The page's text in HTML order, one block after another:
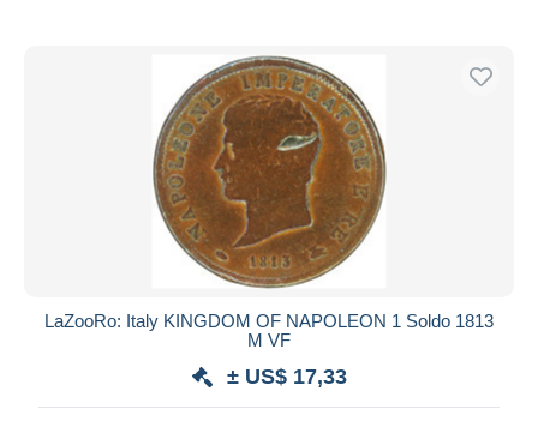
LaZooRo: Italy KINGDOM OF NAPOLEON 1 Soldo 1813
M VF
± US$ 17,33